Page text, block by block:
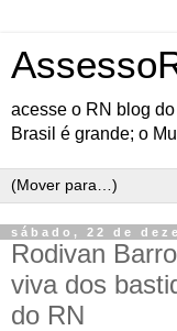
acesse o RN blog
Brasil é grande; o
sábado, 22 de
Rodivan
viva dos
do RN